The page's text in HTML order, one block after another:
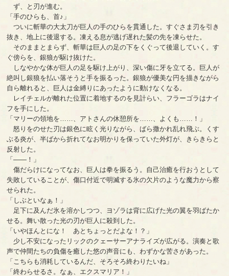
ず、と刃が進む。
「手のひらも、首♪」
ついに斬華の大太刀が巨人の手のひらを貫通した。すぐさま刃を引き
抜き、地上に後退する。凍える息が逃げ遅れた髪の先を凍らせた。
そのままとまらず、斬華は巨人の足の下をくぐって後退していく。す
ぐ傍らを、銀狼が駆け抜けた。
しなやかな体が巨人の足を駆け上がり、深い傷に牙を立てる。巨人が
絶叫し銀狼を払い落そうと手を振るった。銀狼が優美な円を描きながら
自ら離れると、巨人は金縛りにあったように動けなくなる。
レイチェルが離れた位置に着地するのを見計らい、フラーゴラはナイ
フを手にした。
「マリーの領地を……、アトさんの休憩所を……、よくも……！」
怒りをのせた刃は銀色に眩く光りながら、ばら撒かれ乱れ飛ぶ。くす
ぶる炎が、半ばから折れてなお明かりを保っていた外灯が、きらきらと
反射した。
「――！」
傷だらけになってなお、巨人は拳を振るう。自己治癒を行おうとして
失敗していることが、傷口付近で明滅する氷の欠片のような魔力から察
せられた。
「しぶといなぁ！」
足下に及んだ氷を溶かしつつ、ヨゾラは背に広げた光の翼を羽ばたか
せる。舞い散った光の刃が巨人に殺到した。
「いやほんとにな！ あとちょっとだよな！？」
少し不安になったリックのクェーサーアナライズが広がる。演奏と歌
声で仲間たちの負傷を癒した悠の声音にも、わずかな苦さがあった。
「こちらも消耗しているんだ、そろそろ終わりたいね」
「終わらせるさ。なぁ、エクスマリア！」